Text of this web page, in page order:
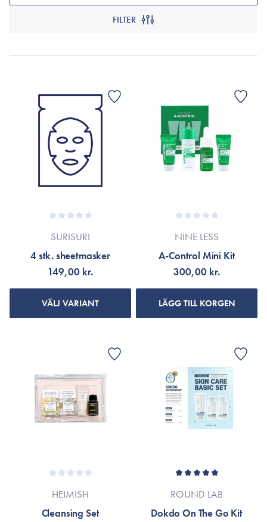
FILTER
SURISURI
4 stk. sheetmasker
149,00 kr.
VÄLJ VARIANT
NINE LESS
A-Control Mini Kit
300,00 kr.
LÄGG TILL KORGEN
HEIMISH
Cleansing Set
ROUND LAB
Dokdo On The Go Kit